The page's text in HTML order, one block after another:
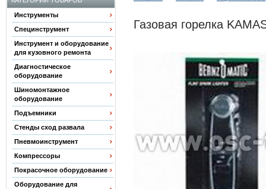
Инструменты
Специнструмент
Инструмент и оборудование
для кузовного ремонта
Диагностическое
оборудование
Шиномонтажное
оборудование
Подъемники
Стенды сход развала
Пневмоинструмент
Компрессоры
Покрасочное оборудование
Оборудование для
Газовая горелка